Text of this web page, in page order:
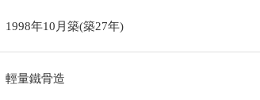
1998年10月築(築27年)
輕量鐵骨造